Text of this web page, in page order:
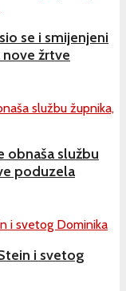
se i smijenjeni
nove žrtve
obnaša službu
poduzela
i svetog